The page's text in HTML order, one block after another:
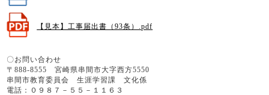
【見本】工事届出書（93条）.pdf
〇お問い合わせ
〒888-8555 宮崎県串間市大字西方5550
串間市教育委員会 生涯学習課 文化係
電話：０９８７－５５－１１６３